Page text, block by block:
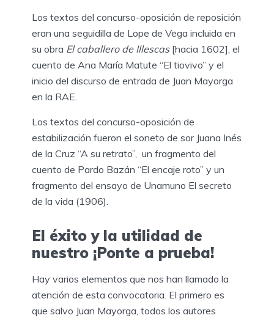
Los textos del concurso-oposición de reposición
eran una seguidilla de Lope de Vega incluida en
su obra El caballero de Illescas[hacia 1602], el
cuento de Ana María Matute “El tiovivo” y el
inicio del discurso de entrada de Juan Mayorga
en la RAE.
Los textos del concurso-oposición de
estabilización fueron el soneto de sor Juana Inés
de la Cruz “A su retrato”, un fragmento del
cuento de Pardo Bazán “El encaje roto” y un
fragmento del ensayo de Unamuno El secreto
de la vida (1906).
El éxito y la utilidad de
nuestro ¡Ponte a prueba!
Hay varios elementos que nos han llamado la
atención de esta convocatoria. El primero es
que salvo Juan Mayorga, todos los autores